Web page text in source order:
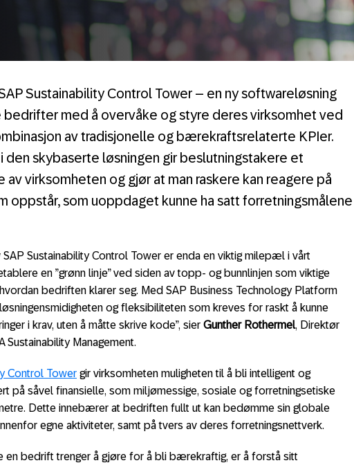
Sustainability Control Tower – en ny softwareløsning
bedrifter med å overvåke og styre deres virksomhet ved
av tradisjonelle og bærekraftsrelaterte KPIer.
den skybaserte løsningen gir beslutningstakere et
av virksomheten og gjør at man raskere kan reagere på
oppstår, som uoppdaget kunne ha satt forretningsmålene
SAP Sustainability Control Tower er enda en viktig milepæl i vårt
en ”grønn linje” ved siden av topp- og bunnlinjen som viktige
bedriften klarer seg. Med SAP Business Technology Platform
og fleksibiliteten som kreves for raskt å kunne
i krav, uten å måtte skrive kode”, sier Gunther Rothermel, Direktør
Sustainability Management.
Control Tower gir virksomheten muligheten til å bli intelligent og
på såvel finansielle, som miljømessige, sosiale og forretningsetiske
Dette innebærer at bedriften fullt ut kan bedømme sin globale
egne aktiviteter, samt på tvers av deres forretningsnettverk.
en bedrift trenger å gjøre for å bli bærekraftig, er å forstå sitt